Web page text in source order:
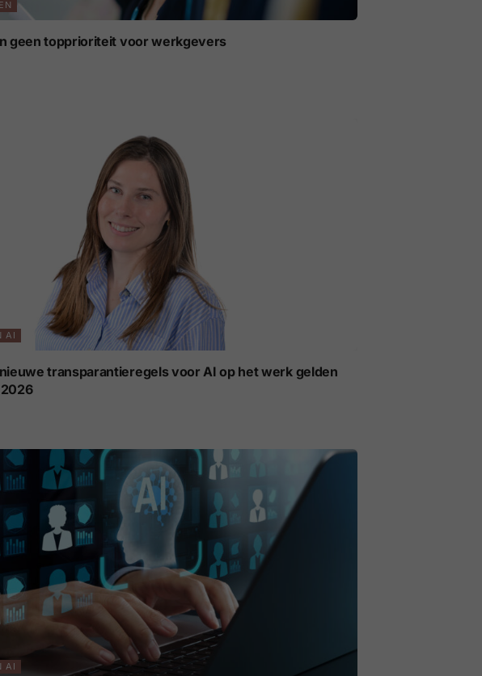
geen topprioriteit voor werkgevers
AI
transparantieregels voor AI op het werk gelden
AI